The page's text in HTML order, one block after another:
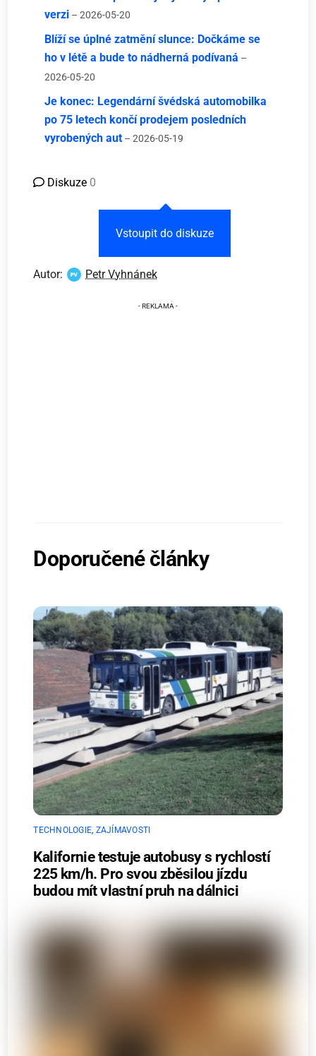
verzi – 2026-05-20
Blíží se úplné zatmění slunce: Dočkáme se
ho v létě a bude to nádherná podívaná –
2026-05-20
Je konec: Legendární švédská automobilka
po 75 letech končí prodejem posledních
vyrobených aut – 2026-05-19
Diskuze 0
Vstoupit do diskuze
Autor: Petr Vyhnánek
Doporučené články
TECHNOLOGIE, ZAJÍMAVOSTI
Kalifornie testuje autobusy s rychlostí
225 km/h. Pro svou zběsilou jízdu
budou mít vlastní pruh na dálnici